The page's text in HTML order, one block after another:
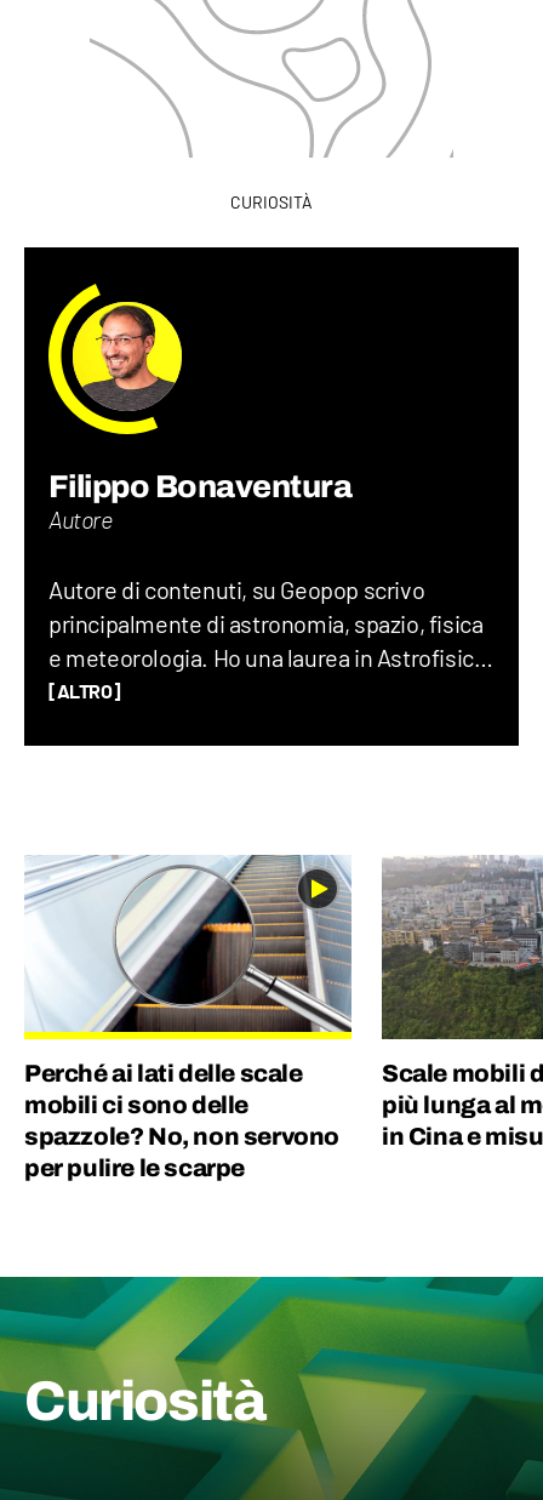
CURIOSITÀ
Filippo Bonaventura
Autore
Autore di contenuti, su Geopop scrivo
principalmente di astronomia, spazio, fisica
e meteorologia. Ho una laurea in Astrofisica,
un Master in Comunicazione della Scienza
[ALTRO]
Perché ai lati delle scale
mobili ci sono delle
spazzole? No, non servono
per pulire le scarpe
Scale mobili
più lunga al
in Cina e
Curiosità